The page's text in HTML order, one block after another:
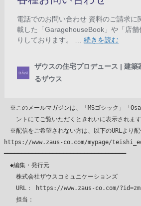
※このメールマガジンは、「MSゴシック」「
ントにてご覧いただくときれいに表示されます
※配信をご希望されない方は、以下のURLより配
https://www.zaus-co.com/mypage/
━━━━━━━━━━━━━━━━━━━━━━━━━━━━━━━━━━━
◆編集・発行元
株式会社ザウスコミュニケーションズ
URL： https://www.zaus-co.com/
担当：